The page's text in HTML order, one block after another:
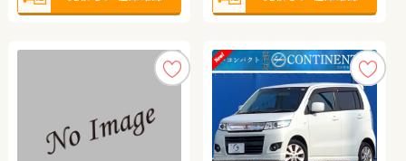
ホンダ フィット ホンダ フリード＋